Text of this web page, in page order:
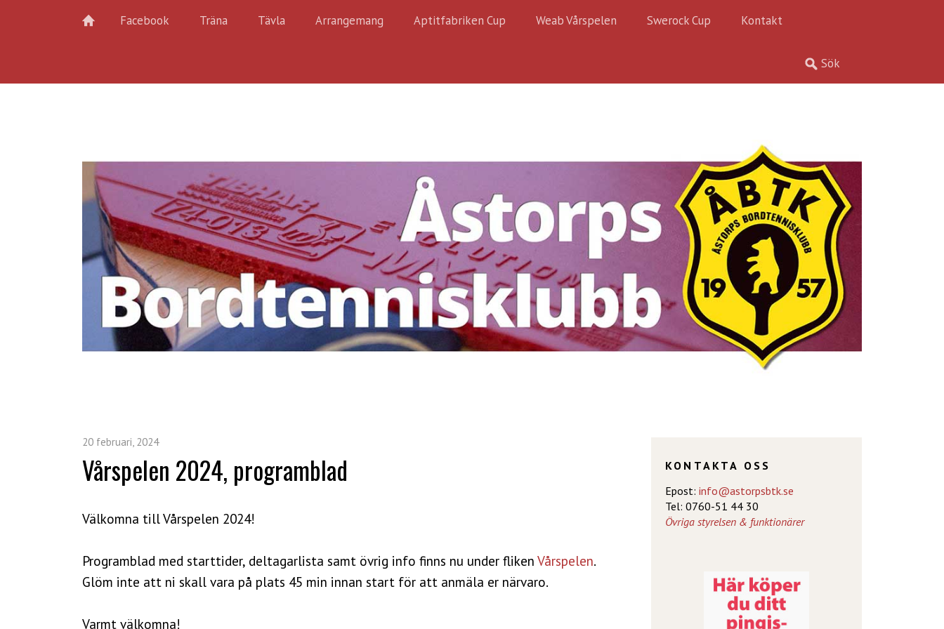
Facebook Träna Tävla Arrangemang Aptitfabriken Cup Weab Vårspelen Swerock Cup Kontakt
20 februari, 2024
Vårspelen 2024, programblad
Välkomna till Vårspelen 2024!
Programblad med starttider, deltagarlista samt övrig info finns nu under fliken Vårspelen.
Glöm inte att ni skall vara på plats 45 min innan start för att anmäla er närvaro.
Varmt välkomna!
KONTAKTA OSS
Epost: info@astorpsbtk.se
Tel: 0760-51 44 30
Övriga styrelsen & funktionärer